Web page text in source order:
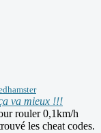
va mieux !!!
rouler 0,1km/h
les cheat codes.